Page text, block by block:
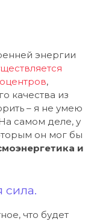
энергии
,
качества из
– я не умею
самом деле, у
он мог бы
и
сила.
что будет